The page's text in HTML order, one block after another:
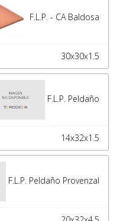
F.L.P. - CA Baldosa
30x30x1.5
F.L.P. Peldaño
14x32x1.5
F.L.P. Peldaño Provenzal